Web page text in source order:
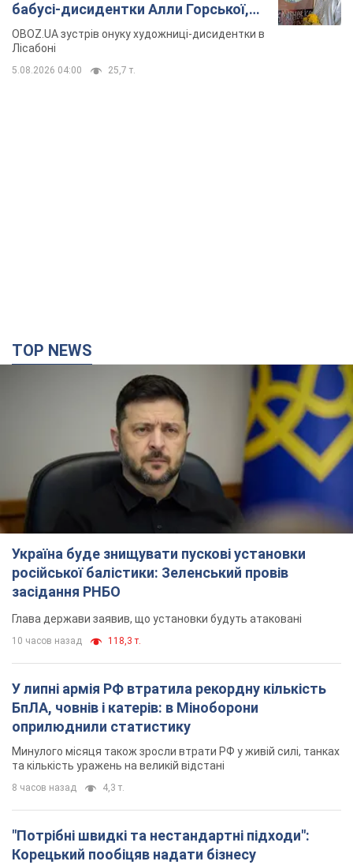
бабусі-дисидентки Алли Горської,
критику Дмитра Стуса та втечу в
Португалію з 5 дітьми
OBOZ.UA зустрів онуку художниці-дисидентки в
Лісабоні
5.08.2026 04:00 25,7 т.
TOP NEWS
Україна буде знищувати пускові установки
російської балістики: Зеленський провів
засідання РНБО
Глава держави заявив, що установки будуть атаковані
10 часов назад 118,3 т.
У липні армія РФ втратила рекордну кількість
БпЛА, човнів і катерів: в Міноборони
оприлюднили статистику
Минулого місяця також зросли втрати РФ у живій силі, танках
та кількість уражень на великій відстані
8 часов назад 4,3 т.
"Потрібні швидкі та нестандартні підходи":
Корецький пообіцяв надати бізнесу